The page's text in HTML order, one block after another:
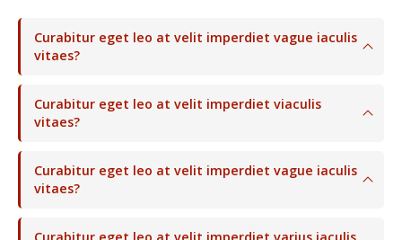
Curabitur eget leo at velit imperdiet vague iaculis
vitaes?
Curabitur eget leo at velit imperdiet viaculis
vitaes?
Curabitur eget leo at velit imperdiet vague iaculis
vitaes?